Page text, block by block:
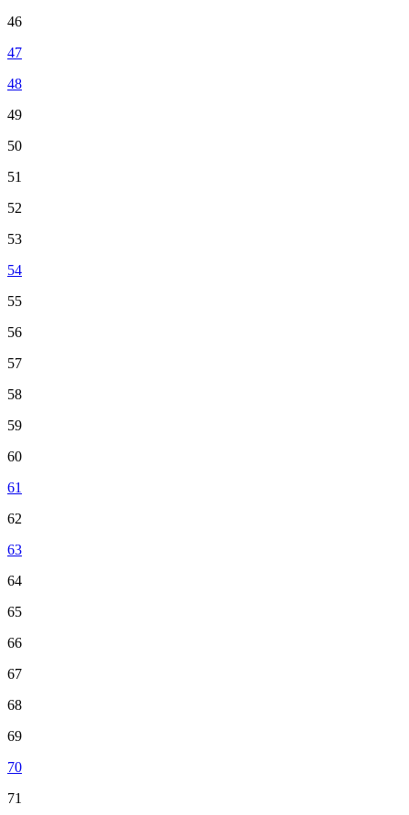
46
47
48
49
50
51
52
53
54
55
56
57
58
59
60
61
62
63
64
65
66
67
68
69
70
71